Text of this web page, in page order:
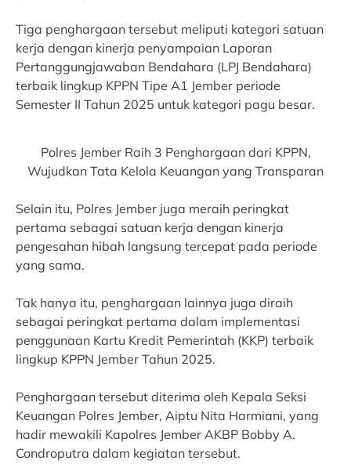
Tiga penghargaan tersebut meliputi kategori satuan
kerja dengan kinerja penyampaian Laporan
Pertanggungjawaban Bendahara (LPJ Bendahara)
terbaik lingkup KPPN Tipe A1 Jember periode
Semester II Tahun 2025 untuk kategori pagu besar.
Polres Jember Raih 3 Penghargaan dari KPPN,
Wujudkan Tata Kelola Keuangan yang Transparan
Selain itu, Polres Jember juga meraih peringkat
pertama sebagai satuan kerja dengan kinerja
pengesahan hibah langsung tercepat pada periode
yang sama.
Tak hanya itu, penghargaan lainnya juga diraih
sebagai peringkat pertama dalam implementasi
penggunaan Kartu Kredit Pemerintah (KKP) terbaik
lingkup KPPN Jember Tahun 2025.
Penghargaan tersebut diterima oleh Kepala Seksi
Keuangan Polres Jember, Aiptu Nita Harmiani, yang
hadir mewakili Kapolres Jember AKBP Bobby A.
Condroputra dalam kegiatan tersebut.